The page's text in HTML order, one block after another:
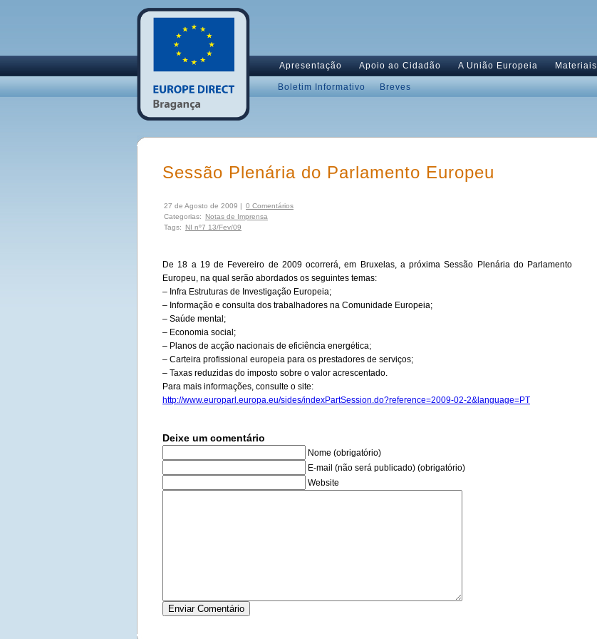
Apresentação Apoio ao Cidadão A União Europeia Materiais
Boletim Informativo Breves
Sessão Plenária do Parlamento Europeu
27 de Agosto de 2009 | 0 Comentários
Categorias:
Notas de Imprensa
Tags:
NI nº7 13/Fev/09
De 18 a 19 de Fevereiro de 2009 ocorrerá, em Bruxelas, a próxima Sessão Plenária do Parlamento
Europeu, na qual serão abordados os seguintes temas:
– Infra Estruturas de Investigação Europeia;
– Informação e consulta dos trabalhadores na Comunidade Europeia;
– Saúde mental;
– Economia social;
– Planos de acção nacionais de eficiência energética;
– Carteira profissional europeia para os prestadores de serviços;
– Taxas reduzidas do imposto sobre o valor acrescentado.
Para mais informações, consulte o site:
http://www.europarl.europa.eu/sides/indexPartSession.do?reference=2009-02-2&language=PT
Deixe um comentário
Nome (obrigatório)
E-mail (não será publicado) (obrigatório)
Website